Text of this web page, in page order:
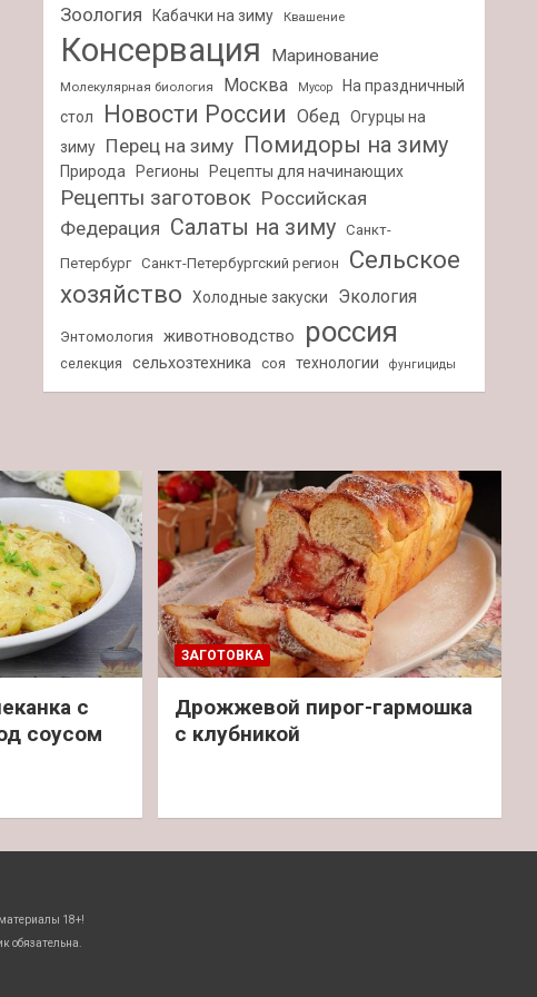
Зоология Кабачки на зиму Квашение
Консервация Маринование
Молекулярная биология Москва Мусор
На праздничный
стол
Новости России Обед
Огурцы на
зиму
Перец на зиму Помидоры на зиму
Природа Регионы Рецепты для начинающих
Рецепты заготовок Российская
Федерация Салаты на зиму
Санкт-
Петербург Санкт-Петербургский регион
Сельское
хозяйство
Холодные закуски Экология
Энтомология животноводство россия
селекция сельхозтехника соя технологии фунгициды
с
соусом
ЗАГОТОВКА
Дрожжевой пирог-гармошка
с клубникой
18+!
обязательна.